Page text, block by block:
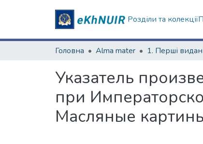
Розділи та колекції
Головна Alma mater
Указатель
при
Масляные